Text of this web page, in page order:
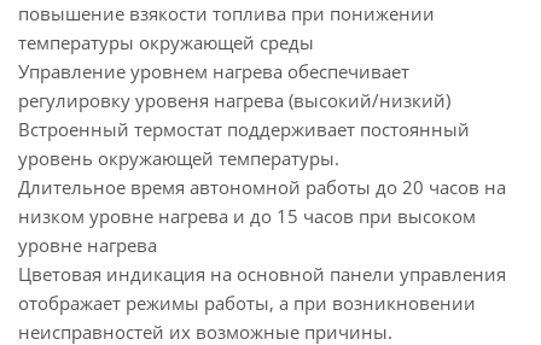
повышение взякости топлива при понижении
температуры окружающей среды
Управление уровнем нагрева обеспечивает
регулировку уровеня нагрева (высокий/низкий)
Встроенный термостат поддерживает постоянный
уровень окружающей температуры.
Длительное время автономной работы до 20 часов на
низком уровне нагрева и до 15 часов при высоком
уровне нагрева
Цветовая индикация на основной панели управления
отображает режимы работы, а при возникновении
неисправностей их возможные причины.